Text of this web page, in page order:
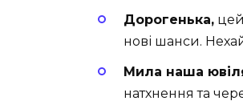
Дорогенька,
нові шанси.
Мила наша
натхнення та